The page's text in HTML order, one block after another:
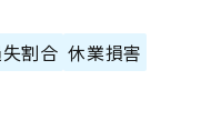
割合 休業損害